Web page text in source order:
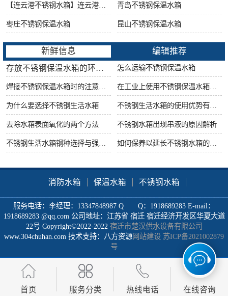
青岛不锈钢保温水箱
枣庄不锈钢保温水箱 昆山不锈钢保温水箱
新鲜信息 编辑推荐
存放不锈钢保温水箱的环境要求 怎么运输不锈钢保温水箱
为什么要选择不锈钢生活水箱
去除水箱表面氧化的两个方法 不锈钢水箱出现串液的原因解析
消防水箱 保温水箱 不锈钢水箱
服务电话：李经理：13347848987 Q Q：1918689283 E-mail：
1918689283 @qq.com 公司地址：江苏省 宿迁 宿迁经济开发区华夏大道
22号 Copyright©2022-2022 宿迁市楚汉供水设备有限公司
www.304chuhan.com 技术支持：八方资源网站建设 苏ICP备2021002879
号
首页 服务分类 热线电话 在线咨询